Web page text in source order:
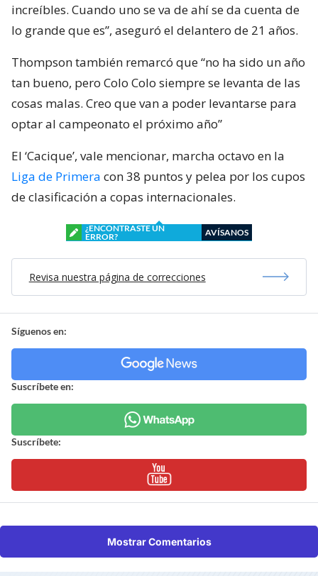
increíbles. Cuando uno se va de ahí se da cuenta de
lo grande que es”, aseguró el delantero de 21 años.
Thompson también remarcó que “no ha sido un año
tan bueno, pero Colo Colo siempre se levanta de las
cosas malas. Creo que van a poder levantarse para
optar al campeonato el próximo año”
El ‘Cacique’, vale mencionar, marcha octavo en la
Liga de Primera con 38 puntos y pelea por los cupos
de clasificación a copas internacionales.
¿ENCONTRASTE UN
ERROR?
AVÍSANOS
Revisa nuestra página de correcciones
Síguenos en:
Suscríbete en:
Suscríbete:
Mostrar Comentarios